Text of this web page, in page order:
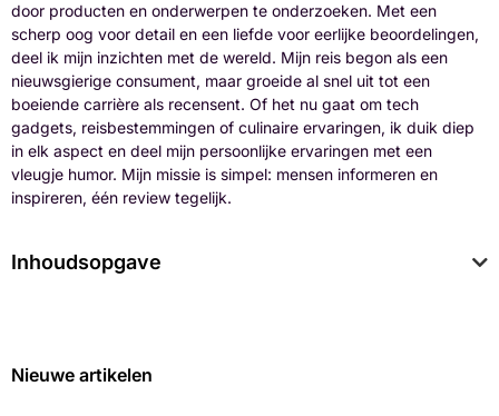
door producten en onderwerpen te onderzoeken. Met een
scherp oog voor detail en een liefde voor eerlijke beoordelingen,
deel ik mijn inzichten met de wereld. Mijn reis begon als een
nieuwsgierige consument, maar groeide al snel uit tot een
boeiende carrière als recensent. Of het nu gaat om tech
gadgets, reisbestemmingen of culinaire ervaringen, ik duik diep
in elk aspect en deel mijn persoonlijke ervaringen met een
vleugje humor. Mijn missie is simpel: mensen informeren en
inspireren, één review tegelijk.
Inhoudsopgave
Nieuwe artikelen